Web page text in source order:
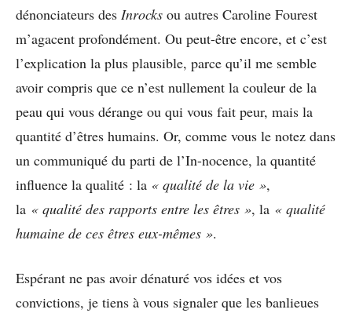
dénonciateurs des Inrocks ou autres Caroline Fourest
m’agacent profondément. Ou peut-être encore, et c’est
l’explication la plus plausible, parce qu’il me semble
avoir compris que ce n’est nullement la couleur de la
peau qui vous dérange ou qui vous fait peur, mais la
quantité d’êtres humains. Or, comme vous le notez dans
un communiqué du parti de l’In-nocence, la quantité
influence la qualité : la « qualité de la vie »,
la « qualité des rapports entre les êtres », la « qualité
humaine de ces êtres eux-mêmes ».
Espérant ne pas avoir dénaturé vos idées et vos
convictions, je tiens à vous signaler que les banlieues